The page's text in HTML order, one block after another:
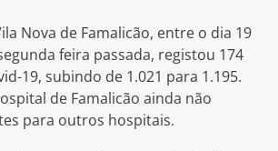
Nova de Famalicão, entre o dia 19
feira passada, registou 174
19, subindo de 1.021 para 1.195.
de Famalicão ainda não
para outros hospitais.